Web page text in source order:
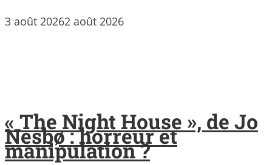
3 août 20262 août 2026
« The Night House », de Jo
Nesbø : horreur et
manipulation ?